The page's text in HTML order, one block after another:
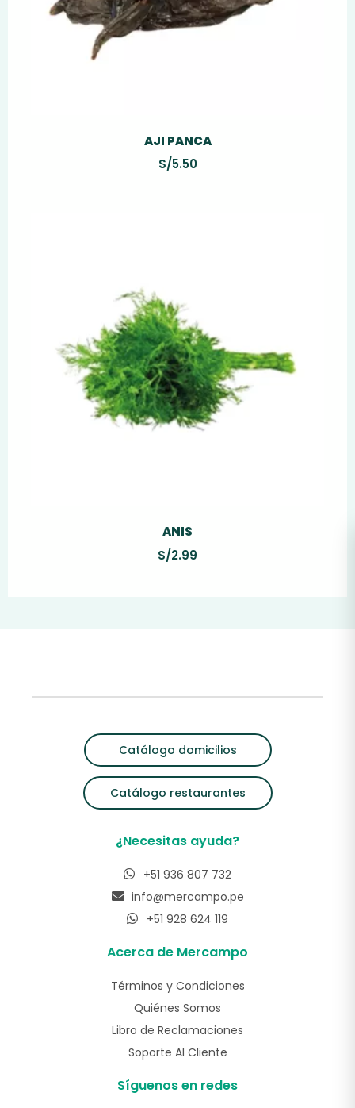
AJI PANCA
S/5.50
ANIS
S/2.99
Catálogo domicilios
Catálogo restaurantes
¿Necesitas ayuda?
+51 936 807 732
info@mercampo.pe
+51 928 624 119
Acerca de Mercampo
Términos y Condiciones
Quiénes Somos
Libro de Reclamaciones
Soporte Al Cliente
Síguenos en redes